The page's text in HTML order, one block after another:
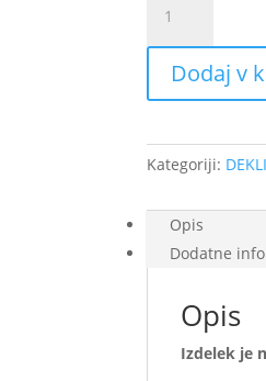
slinček
-
Zajčica
količina
Dodaj v
Kategoriji:
Opis
Dodatne
Opis
Izdelek je